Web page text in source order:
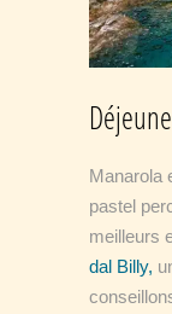
Manarola
pastel
meilleurs
dal Billy,